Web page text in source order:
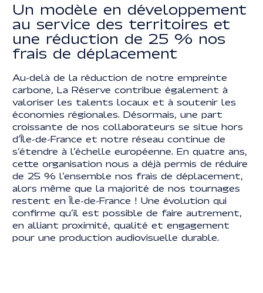
Un modèle en développement
au service des territoires et
une réduction de 25 % nos
frais de déplacement
Au-delà de la réduction de notre empreinte
carbone, La Réserve contribue également à
valoriser les talents locaux et à soutenir les
économies régionales. Désormais, une part
croissante de nos collaborateurs se situe hors
d’Île-de-France et notre réseau continue de
s’étendre à l’échelle européenne. En quatre ans,
cette organisation nous a déjà permis de réduire
de 25 % l’ensemble nos frais de déplacement,
alors même que la majorité de nos tournages
restent en Île-de-France ! Une évolution qui
confirme qu’il est possible de faire autrement,
en alliant proximité, qualité et engagement
pour une production audiovisuelle durable.